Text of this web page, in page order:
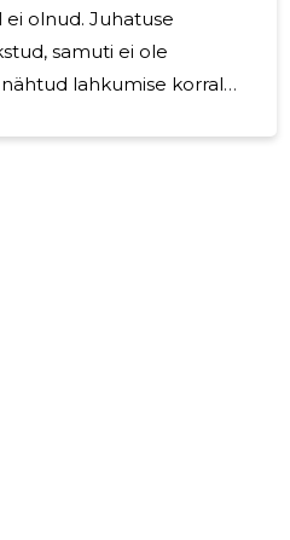
olnud. Juhatuse
samuti ei ole
lahkumise korral